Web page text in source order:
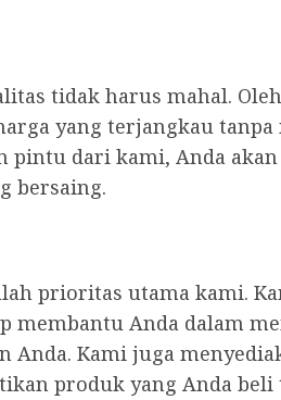
tidak harus mahal.
yang terjangkau
pintu dari kami, Anda
bersaing.
prioritas utama kami.
membantu Anda dalam
Anda. Kami juga
produk yang Anda